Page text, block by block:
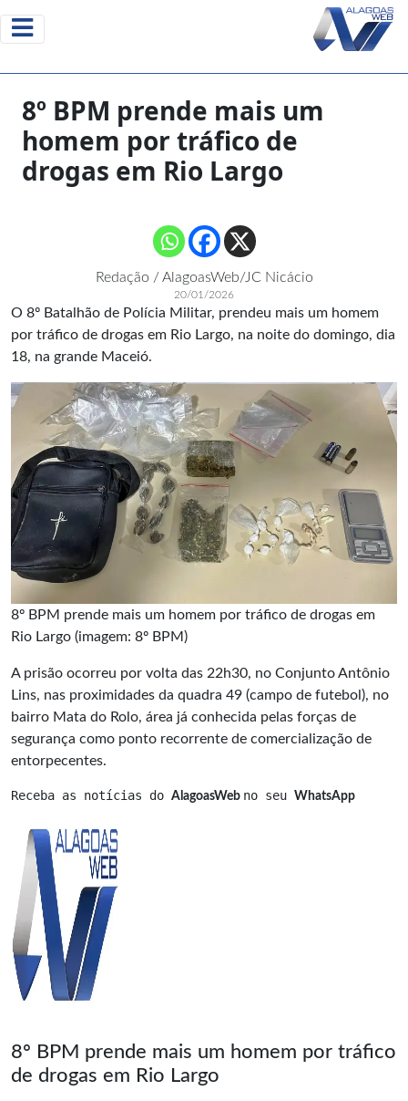
8º BPM prende mais um
homem por tráfico de
drogas em Rio Largo
Redação / AlagoasWeb/JC Nicácio
20/01/2026
O 8º Batalhão de Polícia Militar, prendeu mais um homem
por tráfico de drogas em Rio Largo, na noite do domingo, dia
18, na grande Maceió.
8º BPM prende mais um homem por tráfico de drogas em
Rio Largo (imagem: 8º BPM)
A prisão ocorreu por volta das 22h30, no Conjunto Antônio
Lins, nas proximidades da quadra 49 (campo de futebol), no
bairro Mata do Rolo, área já conhecida pelas forças de
segurança como ponto recorrente de comercialização de
entorpecentes.
Receba as notícias do AlagoasWeb no seu WhatsApp
8º BPM prende mais um homem por tráfico
de drogas em Rio Largo